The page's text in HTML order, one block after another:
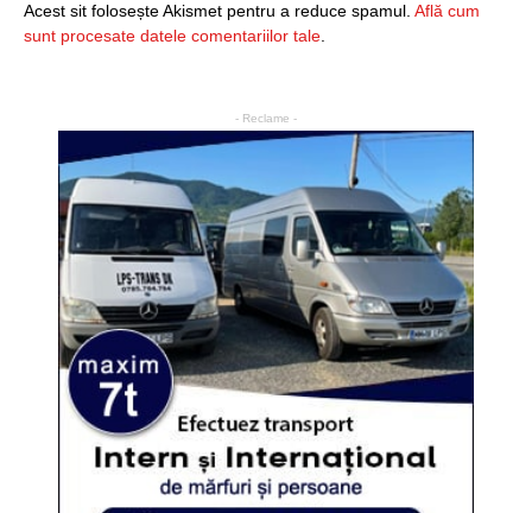
Acest sit folosește Akismet pentru a reduce spamul. Află cum
sunt procesate datele comentariilor tale
- Reclame -